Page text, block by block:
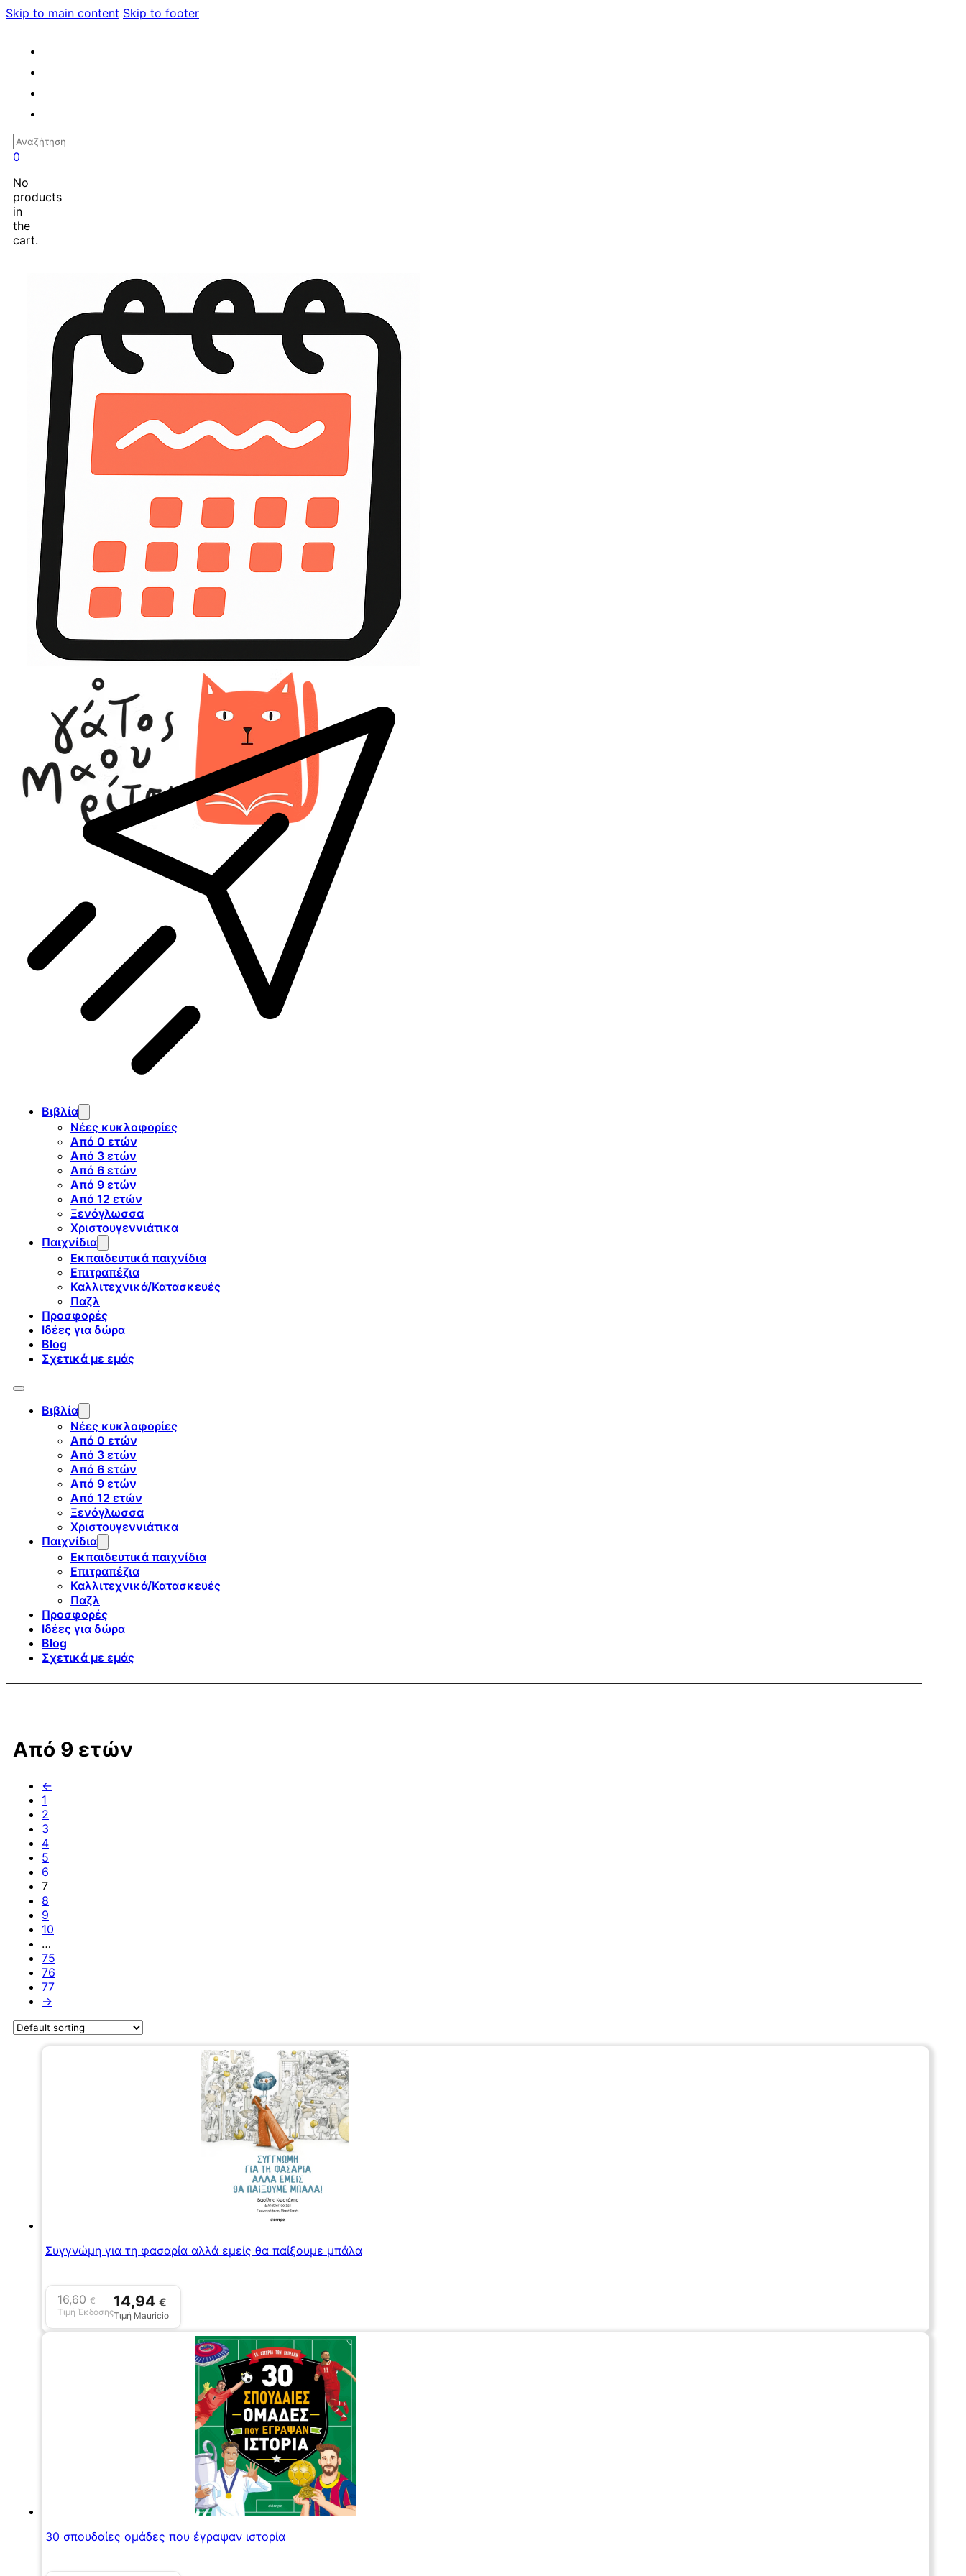
Skip to main content Skip to footer
Search
0
No
products
in
the
cart.
Βιβλία
Νέες κυκλοφορίες
Από 0 ετών
Από 3 ετών
Από 6 ετών
Από 9 ετών
Από 12 ετών
Ξενόγλωσσα
Χριστουγεννιάτικα
Παιχνίδια
Εκπαιδευτικά παιχνίδια
Επιτραπέζια
Καλλιτεχνικά/Κατασκευές
Παζλ
Προσφορές
Ιδέες για δώρα
Blog
Σχετικά με εμάς
Βιβλία
Νέες κυκλοφορίες
Από 0 ετών
Από 3 ετών
Από 6 ετών
Από 9 ετών
Από 12 ετών
Ξενόγλωσσα
Χριστουγεννιάτικα
Παιχνίδια
Εκπαιδευτικά παιχνίδια
Επιτραπέζια
Καλλιτεχνικά/Κατασκευές
Παζλ
Προσφορές
Ιδέες για δώρα
Blog
Σχετικά με εμάς
Από 9 ετών
←
1
2
3
4
5
6
7
8
9
10
…
75
76
77
→
Συγγνώμη για τη φασαρία αλλά εμείς θα παίξουμε μπάλα
16,60 €
Τιμή Έκδοσης
14,94 €
Τιμή Mauricio
30 σπουδαίες ομάδες που έγραψαν ιστορία